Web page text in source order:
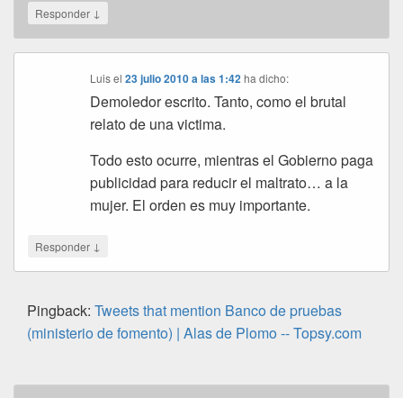
Responder ↓
Luisel23 julio 2010 a las 1:42 ha dicho:
Demoledor escrito. Tanto, como el brutal
relato de una victima.
Todo esto ocurre, mientras el Gobierno paga
publicidad para reducir el maltrato… a la
mujer. El orden es muy importante.
Responder ↓
Pingback: Tweets that mention Banco de pruebas
(ministerio de fomento) | Alas de Plomo -- Topsy.com